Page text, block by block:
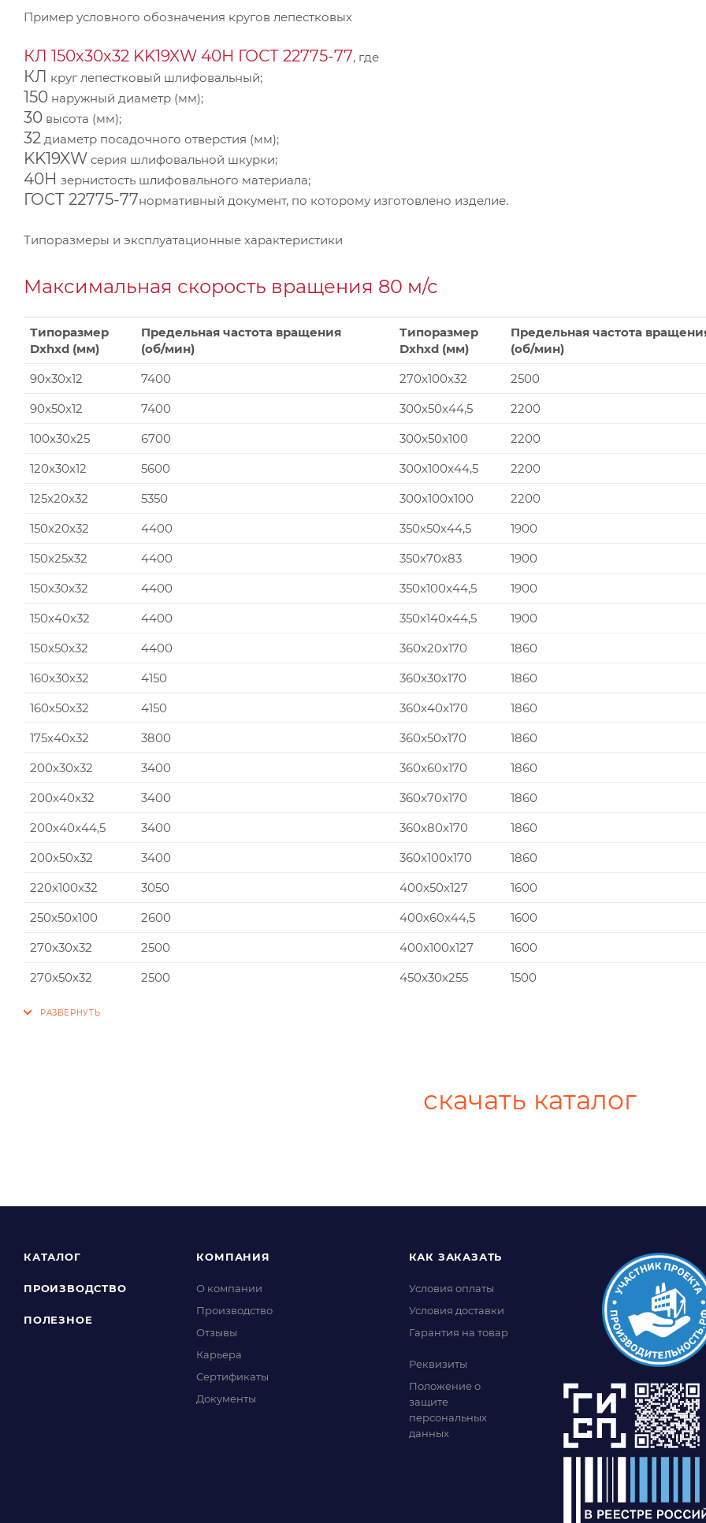
Пример условного обозначения кругов лепестковых
КЛ 150х30х32 KK19XW 40Н ГОСТ 22775-77, где
КЛ круг лепестковый шлифовальный;
150 наружный диаметр (мм);
30 высота (мм);
32 диаметр посадочного отверстия (мм);
KK19XW серия шлифовальной шкурки;
40Н зернистость шлифовального материала;
ГОСТ 22775-77нормативный документ, по которому изготовлено изделие.
Типоразмеры и эксплуатационные характеристики
Максимальная скорость вращения 80 м/с
Типоразмер
Dxhxd (мм)
Предельная частота вращения
(об/мин)
Типоразмер
Dxhxd (мм)
Предельная частота
(об/мин)
90x30x12
7400 270x100x32
2500
90x50x12
7400 300x50x44,5
2200
100x30x25
6700 300x50x100
2200
120x30x12
5600 300x100x44,5
2200
125x20x32
5350 300x100x100
2200
150x20x32
4400 350x50x44,5
1900
150x25x32
4400 350x70x83
1900
150x30x32
4400 350x100x44,5
1900
150x40x32
4400 350x140x44,5
1900
150x50x32
4400 360x20x170
1860
160x30x32
4150 360x30x170
1860
160x50x32
4150 360x40x170
1860
175x40x32
3800 360x50x170
1860
200x30x32
3400 360x60x170
1860
200x40x32
3400 360x70x170
1860
200x40x44,5
3400 360x80x170
1860
200x50x32
3400 360x100x170
1860
220x100x32
3050 400x50x127
1600
250x50x100
2600 400x60x44,5
1600
270x30x32
2500 400x100x127
1600
270x50x32
2500 450x30x255 1500
скачать каталог
КАТАЛОГ
ПРОИЗВОДСТВО
ПОЛЕЗНОЕ
КОМПАНИЯ
О компании
Производство
Отзывы
Карьера
Сертификаты
Документы
КАК ЗАКАЗАТЬ
Условия оплаты
Условия доставки
Гарантия на товар
Реквизиты
Положение о
защите
персональных
данных